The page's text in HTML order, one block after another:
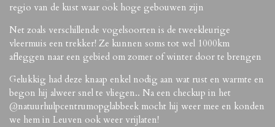
regio van de kust waar ook hoge gebouwen zijn
Net zoals verschillende vogelsoorten is de tweekleurige
vleermuis een trekker! Ze kunnen soms tot wel 1000km
afleggen naar een gebied om zomer of winter door te brengen
Gelukkig had deze knaap enkel nodig aan wat rust en warmte en
begon hij alweer snel te vliegen.. Na een checkup in het
@natuurhulpcentrumopglabbeek mocht hij weer mee en konden
we hem in Leuven ook weer vrijlaten!